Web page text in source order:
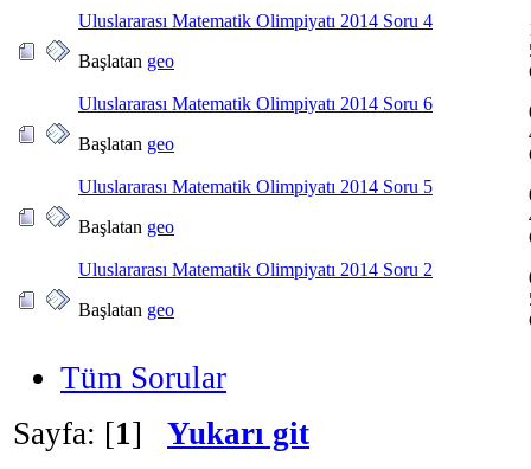
Uluslararası Matematik Olimpiyatı 2014 Soru 4
Başlatan geo
Uluslararası Matematik Olimpiyatı 2014 Soru 6
Başlatan geo
Uluslararası Matematik Olimpiyatı 2014 Soru 5
Başlatan geo
Uluslararası Matematik Olimpiyatı 2014 Soru 2
Başlatan geo
Tüm Sorular
Sayfa: [1] Yukarı git